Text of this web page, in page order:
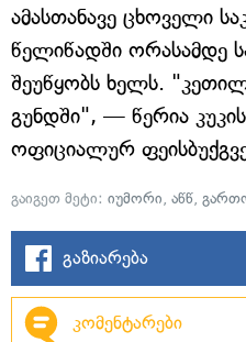
ამასთანავე ცხოველი
წელიწადში ორასამდე
შეუწყობს ხელს.
გუნდში", — წერია
ოფიციალურ
გაიგეთ მეტი: იუმორი, აწწ,
გაზიარება
კომენტარები